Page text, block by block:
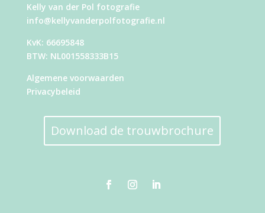
Kelly van der Pol fotografie
info@kellyvanderpolfotografie.nl
KvK: 66695848
BTW: NL001558333B15
Algemene voorwaarden
Privacybeleid
Download de trouwbrochure